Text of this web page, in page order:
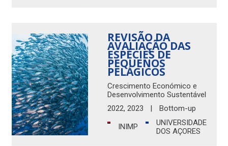
REVISÃO DA
AVALIAÇÃO DAS
ESPÉCIES DE
PEQUENOS
PELÁGICOS
Crescimento Económico e
Desenvolvimento Sustentável
2022, 2023
Bottom-up
INIMP
UNIVERSIDADE
DOS AÇORES